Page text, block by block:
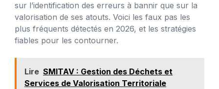
sur l’identification des erreurs à bannir que sur la
valorisation de ses atouts. Voici les faux pas les
plus fréquents détectés en 2026, et les stratégies
fiables pour les contourner.
Lire SMITAV : Gestion des Déchets et
Services de Valorisation Territoriale